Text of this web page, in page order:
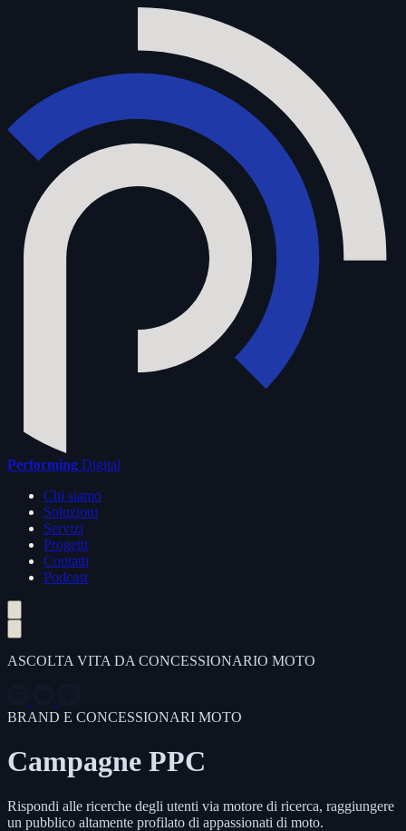
Performing Digital
Chi siamo
Soluzioni
Servizi
Progetti
Contatti
Podcast
ASCOLTA VITA DA CONCESSIONARIO MOTO
BRAND E CONCESSIONARI MOTO
Campagne PPC
Rispondi alle ricerche degli utenti via motore di ricerca, raggiungere
un pubblico altamente profilato di appassionati di moto.